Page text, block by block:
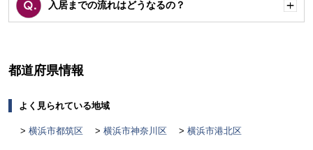
入居までの流れはどうなるの？
く
都道府県情報
よく見られている地域
横浜市都筑区 横浜市神奈川区 横浜市港北区